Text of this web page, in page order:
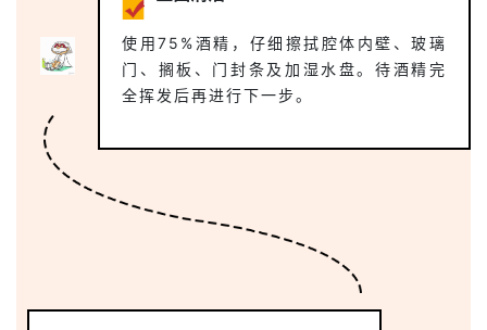
使用75%酒精，仔细擦拭腔体内壁、玻璃
门、搁板、门封条及加湿水盘。待酒精完
全挥发后再进行下一步。